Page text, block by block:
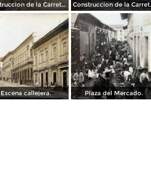
Construccion de la Carretera Nacional entre Teziutlán, Puebla a Nautla Veracruz autor del proyecto Moises Posos Tapia. Construccion de la
Escena callejera. Plaza del Mercado.